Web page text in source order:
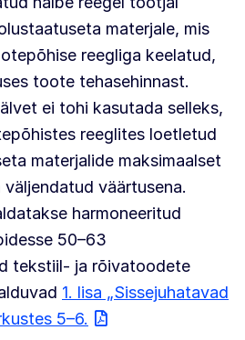
materjale, mis
reegliga keelatud,
toote tehasehinnast.
ei tohi kasutada selleks,
reeglites loetletud
materjalide maksimaalset
väljendatud väärtusena.
harmoneeritud
50–63
tekstiil- ja rõivatoodete
1. lisa „Sissejuhatavad
5–6.